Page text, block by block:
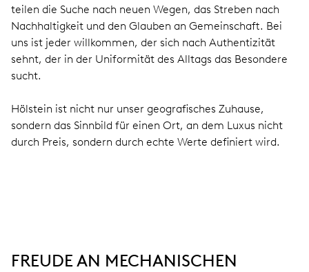
teilen die Suche nach neuen Wegen, das Streben nach
Nachhaltigkeit und den Glauben an Gemeinschaft. Bei
uns ist jeder willkommen, der sich nach Authentizität
sehnt, der in der Uniformität des Alltags das Besondere
sucht.
Hölstein ist nicht nur unser geografisches Zuhause,
sondern das Sinnbild für einen Ort, an dem Luxus nicht
durch Preis, sondern durch echte Werte definiert wird.
FREUDE AN MECHANISCHEN